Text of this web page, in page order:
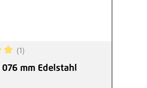
Bewertung von 5 von 5
(1)
mm Edelstahl